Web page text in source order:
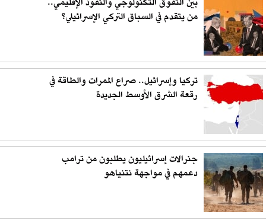
من يتقدم في السباق التركي الإسرائيلي؟
تركيا وإسرائيل.. صراع الممرات والطاقة في
رقعة الشرق الأوسط الجديدة
جنرالات إسرائيليون يطلبون من ترامب
دعمهم في مواجهة نتنياهو